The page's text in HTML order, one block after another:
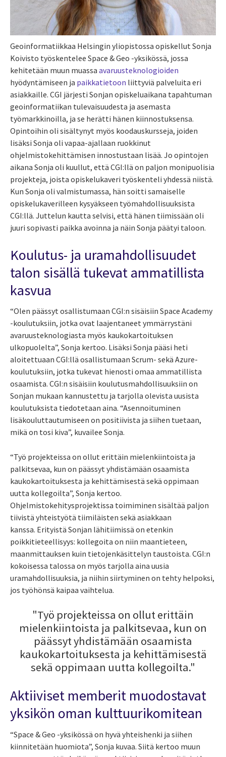
Geoinformatiikkaa Helsingin yliopistossa opiskellut Sonja
Koivisto työskentelee Space & Geo -yksikössä, jossa
kehitetään muun muassa avaruusteknologioiden
hyödyntämiseen ja paikkatietoon liittyviä palveluita eri
asiakkaille. CGI järjesti Sonjan opiskeluaikana tapahtuman
geoinformatiikan tulevaisuudesta ja asemasta
työmarkkinoilla, ja se herätti hänen kiinnostuksensa.
Opintoihin oli sisältynyt myös koodauskursseja, joiden
lisäksi Sonja oli vapaa-ajallaan ruokkinut
ohjelmistokehittämisen innostustaan lisää. Jo opintojen
aikana Sonja oli kuullut, että CGI:llä on paljon monipuolisia
projekteja, joista opiskelukaveri työskenteli yhdessä niistä.
Kun Sonja oli valmistumassa, hän soitti samaiselle
opiskelukaverilleen kysyäkseen työmahdollisuuksista
CGI:llä. Juttelun kautta selvisi, että hänen tiimissään oli
juuri sopivasti paikka avoinna ja näin Sonja päätyi taloon.
Koulutus- ja uramahdollisuudet
talon sisällä tukevat ammatillista
kasvua
“Olen päässyt osallistumaan CGI:n sisäisiin Space Academy
-koulutuksiin, jotka ovat laajentaneet ymmärrystäni
avaruusteknologiasta myös kaukokartoituksen
ulkopuolelta”, Sonja kertoo. Lisäksi Sonja pääsi heti
aloitettuaan CGI:llä osallistumaan Scrum- sekä Azure-
koulutuksiin, jotka tukevat hienosti omaa ammatillista
osaamista. CGI:n sisäisiin koulutusmahdollisuuksiin on
Sonjan mukaan kannustettu ja tarjolla olevista uusista
koulutuksista tiedotetaan aina. “Asennoituminen
lisäkouluttautumiseen on positiivista ja siihen tuetaan,
mikä on tosi kiva”, kuvailee Sonja.
“Työ projekteissa on ollut erittäin mielenkiintoista ja
palkitsevaa, kun on päässyt yhdistämään osaamista
kaukokartoituksesta ja kehittämisestä sekä oppimaan
uutta kollegoilta”, Sonja kertoo.
Ohjelmistokehitysprojektissa toimiminen sisältää paljon
tiivistä yhteistyötä tiimiläisten sekä asiakkaan
kanssa. Erityistä Sonjan lähitiimissä on etenkin
poikkitieteellisyys: kollegoita on niin maantieteen,
maanmittauksen kuin tietojenkäsittelyn taustoista. CGI:n
kokoisessa talossa on myös tarjolla aina uusia
uramahdollisuuksia, ja niihin siirtyminen on tehty helpoksi,
jos työhönsä kaipaa vaihtelua.
"Työ projekteissa on ollut erittäin
mielenkiintoista ja palkitsevaa, kun on
päässyt yhdistämään osaamista
kaukokartoituksesta ja kehittämisestä
sekä oppimaan uutta kollegoilta."
Aktiiviset memberit muodostavat
yksikön oman kulttuurikomitean
“Space & Geo -yksikössä on hyvä yhteishenki ja siihen
kiinnitetään huomiota”, Sonja kuvaa. Siitä kertoo muun